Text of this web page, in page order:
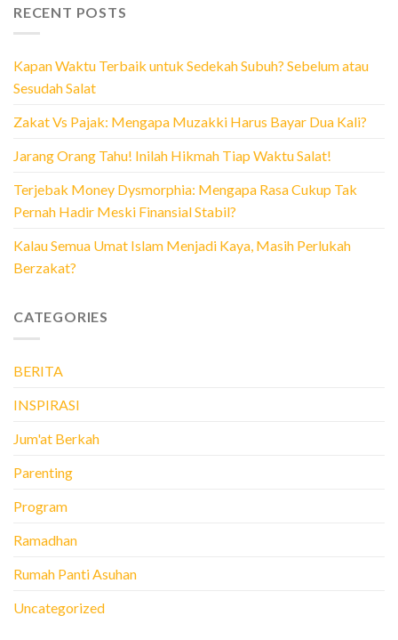
RECENT POSTS
Kapan Waktu Terbaik untuk Sedekah Subuh? Sebelum atau
Sesudah Salat
Zakat Vs Pajak: Mengapa Muzakki Harus Bayar Dua Kali?
Jarang Orang Tahu! Inilah Hikmah Tiap Waktu Salat!
Terjebak Money Dysmorphia: Mengapa Rasa Cukup Tak
Pernah Hadir Meski Finansial Stabil?
Kalau Semua Umat Islam Menjadi Kaya, Masih Perlukah
Berzakat?
CATEGORIES
BERITA
INSPIRASI
Jum'at Berkah
Parenting
Program
Ramadhan
Rumah Panti Asuhan
Uncategorized